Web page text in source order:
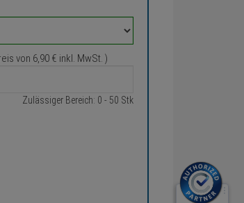
von 6,90 € inkl. MwSt. )
Zulässiger Bereich: 0 - 50 Stk